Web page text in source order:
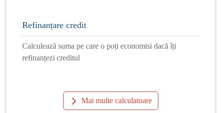
Refinanțare credit
Calculează suma pe care o poți economisi dacă îți
refinanțezi creditul
Mai multe calculatoare